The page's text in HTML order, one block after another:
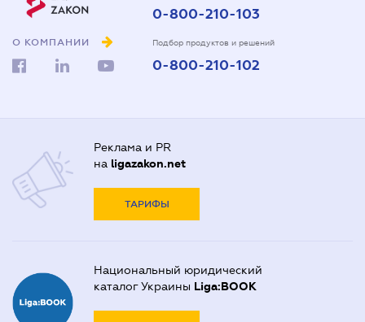
О КОМПАНИИ
0-800-210-103
Подбор продуктов и решений
0-800-210-102
Реклама и PR
на ligazakon.net
ТАРИФЫ
Национальный юридический
каталог Украины Liga:BOOK